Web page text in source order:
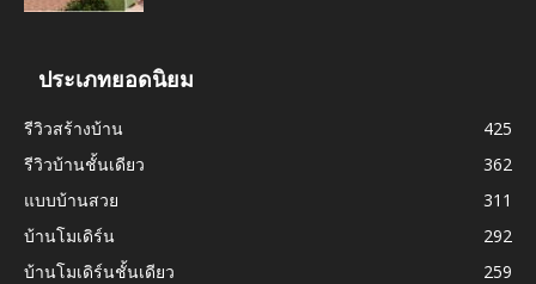
ประเภทยอดนิยม
รีวิวสร้างบ้าน
425
รีวิวบ้านชั้นเดียว
362
แบบบ้านสวย
311
บ้านโมเดิร์น
292
บ้านโมเดิร์นชั้นเดียว
259